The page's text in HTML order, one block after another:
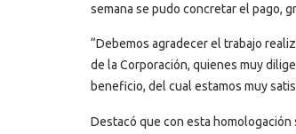
semana se pudo concretar el pago,
“Debemos agradecer el trabajo
de la Corporación, quienes muy
beneficio, del cual estamos muy
Destacó que con esta